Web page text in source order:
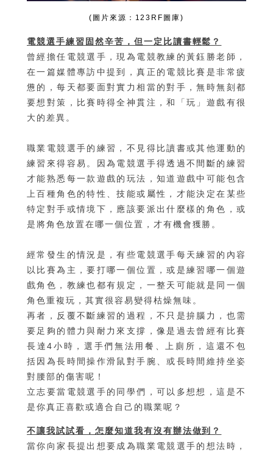
(圖片來源：123RF圖庫)
電競選手練習固然辛苦，但一定比讀書輕鬆？
曾經擔任電競選手，現為電競教練的黃鈺勝老師，
在一篇媒體專訪中提到，真正的電競比賽是非常疲
憊的，每天都要面對實力相當的對手，無時無刻都
要想對策，比賽時得全神貫注，和「玩」遊戲有很
大的差異。
職業電競選手的練習，不見得比讀書或其他運動的
練習來得容易。因為電競選手得透過不間斷的練習
才能熟悉每一款遊戲的玩法，知道遊戲中可能包含
上百種角色的特性、技能或屬性，才能決定在某些
特定對手或情境下，應該要派出什麼樣的角色，或
是將角色放置在哪一個位置，才有機會獲勝。
經常發生的情況是，有些電競選手每天練習的內容
以比賽為主，要打哪一個位置，或是練習哪一個遊
戲角色，教練也都有規定，一整天可能就是同一個
角色重複玩，其實很容易變得枯燥無味。
再者，反覆不斷練習的過程，不只是拚腦力，也需
要足夠的體力與耐力來支撐，像是過去曾經有比賽
長達4小時，選手們無法用餐、上廁所，這還不包
括因為長時間操作滑鼠對手腕、或長時間維持坐姿
對腰部的傷害呢！
立志要當電競選手的同學們，可以多想想，這是不
是你真正喜歡或適合自己的職業呢？
不讓我試試看，怎麼知道我有沒有辦法做到？
當你向家長提出想要成為職業電競選手的想法時，